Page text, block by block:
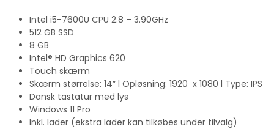
Intel i5-7600U CPU 2.8 – 3.90GHz
512 GB SSD
8 GB
Intel® HD Graphics 620
Touch skærm
Skærm størrelse: 14” l Opløsning: 1920 x 1080 l Type: IPS
Dansk tastatur med lys
Windows 11 Pro
Inkl. lader (ekstra lader kan tilkøbes under tilvalg)